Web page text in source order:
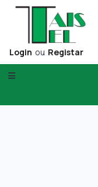
Login ou Registar